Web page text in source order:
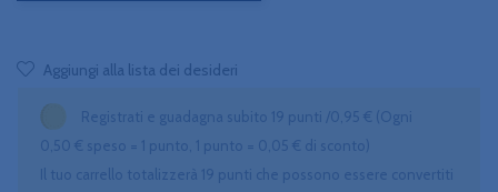
Aggiungi alla lista dei desideri
Registrati e guadagna subito 19 punti /0,95 € (Ogni
0,50 € speso = 1 punto, 1 punto = 0,05 € di sconto)
Il tuo carrello totalizzerà 19 punti che possono essere convertiti